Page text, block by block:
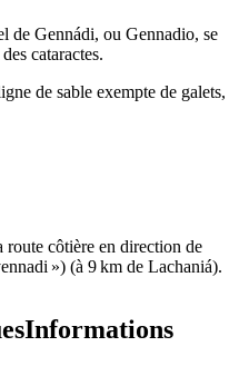
de Gennádi, ou Gennadio, se
cataractes.
de sable exempte de galets,
route côtière en direction de
») (à 9 km de Lachaniá).
Informations